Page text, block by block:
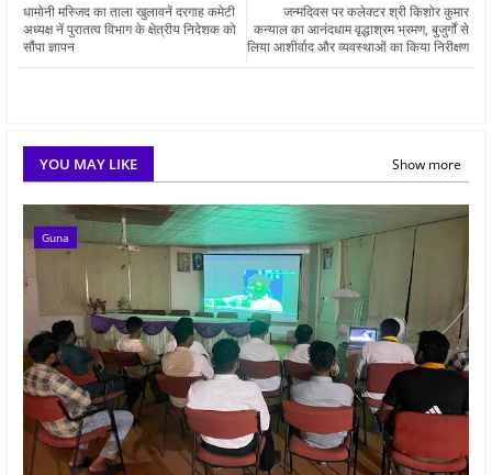
जन्मदिवस पर कलेक्टर श्री किशोर कुमार
कन्याल का आनंदधाम वृद्धाश्रम भ्रमण, बुजुर्गों से
लिया आशीर्वाद और व्यवस्थाओं का किया निरीक्षण
धामोनी मस्जिद का ताला खुलावनें दरगाह कमेटी
अध्यक्ष नें पुरातत्व विभाग के क्षेत्रीय निदेशक को
सौंपा ज्ञापन
YOU MAY LIKE Show more
Guna